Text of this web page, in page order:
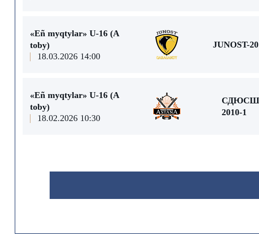
«Eñ myqtylar» U-16 (А
toby)
18.03.2026 14:00
JUNOST-
«Eñ myqtylar» U-16 (А
toby)
18.02.2026 10:30
СДЮСШ
2010-1